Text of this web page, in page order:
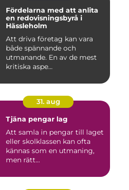
Fördelarna med att anlita
en redovisningsbyrå i
Hässleholm
Att driva företag kan vara
både spännande och
utmanande. En av de mest
kritiska aspe...
31. aug
Tjäna pengar lag
Att samla in pengar till laget
eller skolklassen kan ofta
kännas som en utmaning,
men rätt...